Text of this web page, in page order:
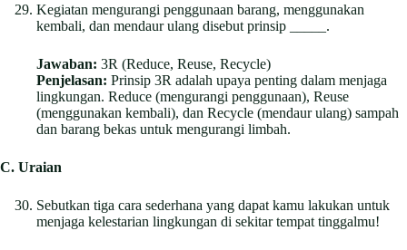
Kegiatan mengurangi penggunaan barang, menggunakan
kembali, dan mendaur ulang disebut prinsip _____.
Jawaban: 3R (Reduce, Reuse, Recycle)
Penjelasan: Prinsip 3R adalah upaya penting dalam menjaga
lingkungan. Reduce (mengurangi penggunaan), Reuse
(menggunakan kembali), dan Recycle (mendaur ulang) sampah
dan barang bekas untuk mengurangi limbah.
C. Uraian
Sebutkan tiga cara sederhana yang dapat kamu lakukan untuk
menjaga kelestarian lingkungan di sekitar tempat tinggalmu!